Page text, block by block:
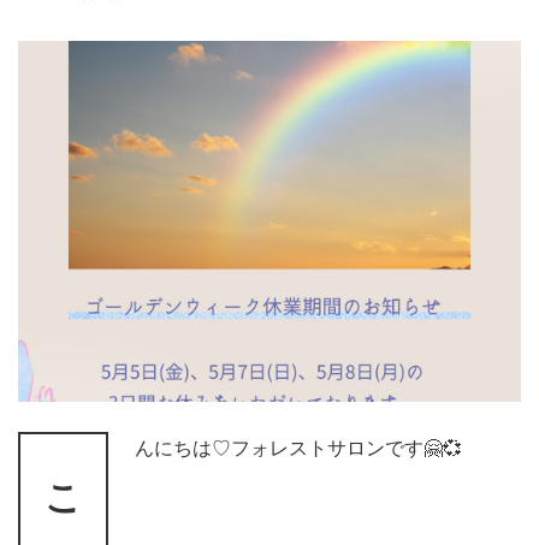
こ
んにちは♡フォレストサロンです🤗💞